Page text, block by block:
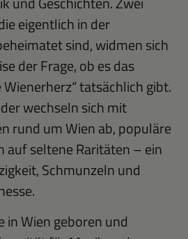
eigentlich in der
sind, widmen sich
der Frage, ob es das
tatsächlich gibt.
wechseln sich mit
rund um Wien ab, populäre
seltene Raritäten – ein
Schmunzeln und
in Wien geboren und